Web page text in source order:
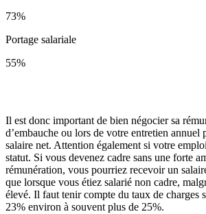
73%
Portage salariale
55%
Il est donc important de bien négocier sa
d’embauche ou lors de votre entretien annuel
salaire net. Attention également si votre
statut. Si vous devenez cadre sans une forte
rémunération, vous pourriez recevoir un
que lorsque vous étiez salarié non cadre,
élevé. Il faut tenir compte du taux de charges
23% environ à souvent plus de 25%.